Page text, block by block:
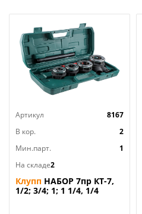
Артикул
8167
В кор.
2
Мин.парт.
1
На складе2
Клупп НАБОР 7пр КТ-7,
1/2; 3/4; 1; 1 1/4, 1/4